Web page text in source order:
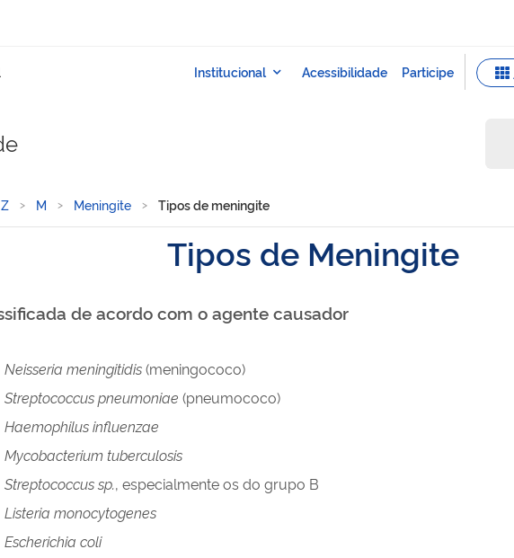
M Meningite Tipos de meningite
Tipos de Meningite
de acordo com o agente causador
Neisseria meningitidis(meningococo)
Streptococcus pneumoniae (pneumococo)
Haemophilus influenzae
Mycobacterium tuberculosis
Streptococcus sp., especialmente os do grupo B
Listeria monocytogenes
Escherichia coli